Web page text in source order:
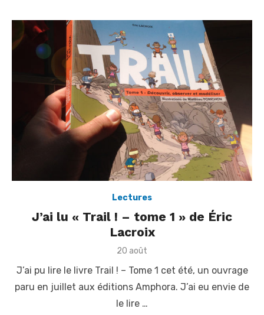
Lectures
J’ai lu « Trail ! – tome 1 » de Éric
Lacroix
P
s
t
e
d
20 août
J’ai pu lire le livre Trail ! – Tome 1 cet été, un ouvrage
paru en juillet aux éditions Amphora. J’ai eu envie de
le lire …